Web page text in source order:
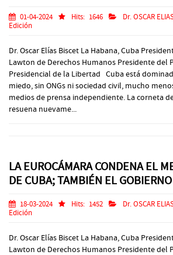
01-04-2024 Hits: 1646 Dr. OSCAR
Edición
Dr. Oscar Elías Biscet La Habana, Cuba
Lawton de Derechos Humanos Presidente del
Presidencial de la Libertad Cuba está
miedo, sin ONGs ni sociedad civil, mucho
medios de prensa independiente. La corneta
resuena nuevame...
LA EUROCÁMARA CONDENA EL
DE CUBA; TAMBIÉN EL
18-03-2024 Hits: 1452 Dr. OSCAR
Edición
Dr. Oscar Elías Biscet La Habana, Cuba
Lawton de Derechos Humanos Presidente del